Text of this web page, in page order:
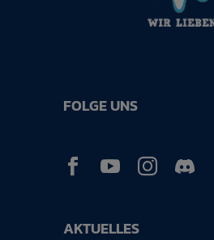
AKTUELLES
FOLGE UNS
  